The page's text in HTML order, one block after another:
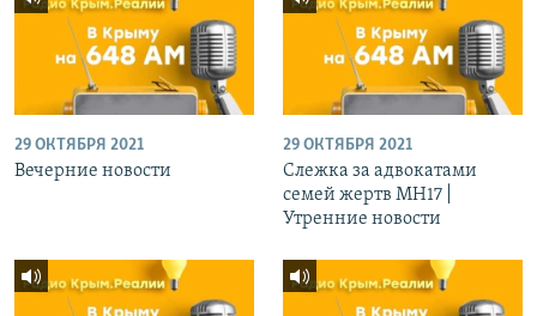
29 ОКТЯБРЯ 2021
Вечерние новости
29 ОКТЯБРЯ 2021
Слежка за адвокатами
семей жертв МН17 |
Утренние новости